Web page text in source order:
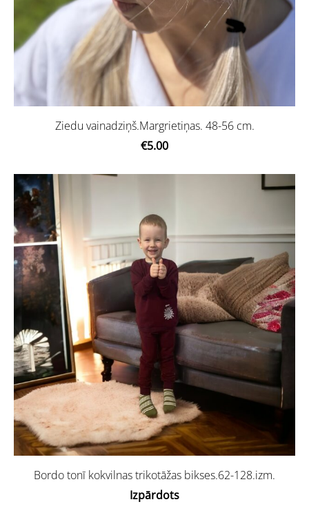
Ziedu vainadziņš.Margrietiņas. 48-56 cm.
€5.00
Bordo tonī kokvilnas trikotāžas bikses.62-128.izm.
Izpārdots